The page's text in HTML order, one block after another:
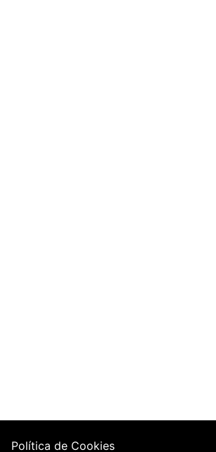
Política de Cookies